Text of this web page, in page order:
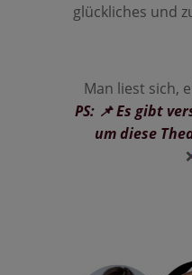
glückliches und
Man liest sich,
PS: 📌 Es gibt
um diese